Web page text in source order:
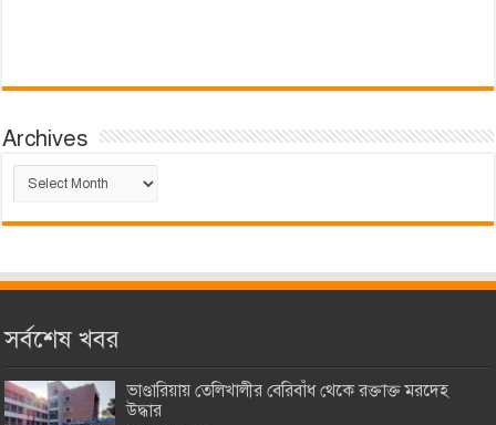
Archives
Archives
সর্বশেষ খবর
ভাণ্ডারিয়ায় তেলিখালীর বেরিবাঁধ থেকে রক্তাক্ত মরদেহ
উদ্ধার